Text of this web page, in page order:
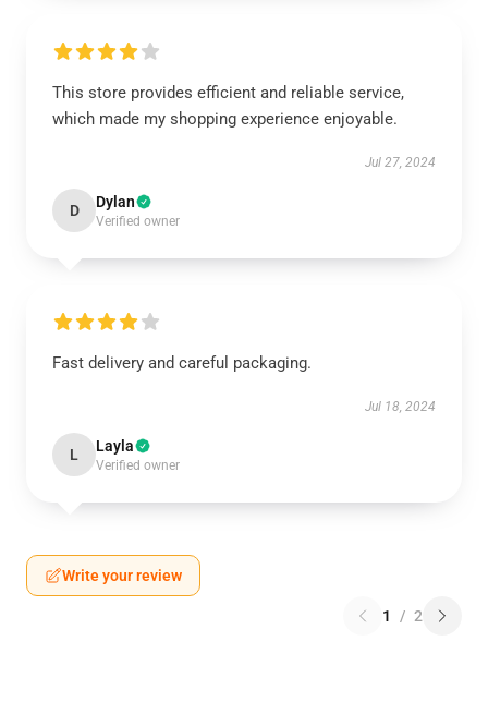
This store provides efficient and reliable service,
which made my shopping experience enjoyable.
Jul 27, 2024
D Dylan
Verified owner
Fast delivery and careful packaging.
Jul 18, 2024
L Layla
Verified owner
Write your review
1 / 2